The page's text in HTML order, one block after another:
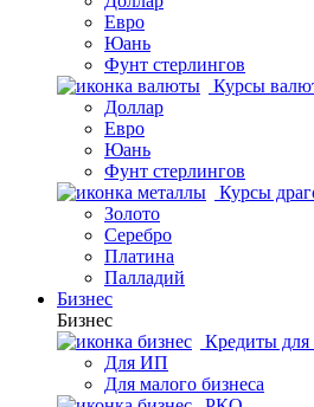
Евро
Юань
Фунт стерлингов
Курсы
Доллар
Евро
Юань
Фунт стерлингов
Курсы
Золото
Серебро
Платина
Палладий
Бизнес
Бизнес
Кредиты для
Для ИП
Для малого бизнеса